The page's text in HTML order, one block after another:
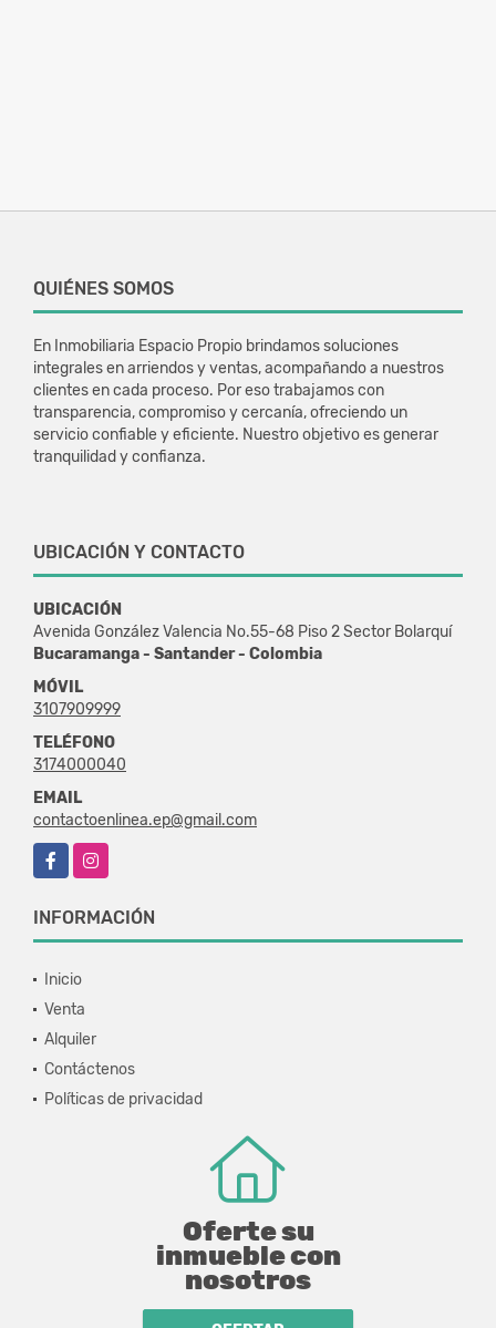
QUIÉNES SOMOS
En Inmobiliaria Espacio Propio brindamos soluciones
integrales en arriendos y ventas, acompañando a nuestros
clientes en cada proceso. Por eso trabajamos con
transparencia, compromiso y cercanía, ofreciendo un
servicio confiable y eficiente. Nuestro objetivo es generar
tranquilidad y confianza.
UBICACIÓN Y CONTACTO
UBICACIÓN
Avenida González Valencia No.55-68 Piso 2 Sector Bolarquí
Bucaramanga - Santander - Colombia
MÓVIL
3107909999
TELÉFONO
3174000040
EMAIL
contactoenlinea.ep@gmail.com
FacebookInstagram
INFORMACIÓN
Inicio
Venta
Alquiler
Contáctenos
Políticas de privacidad
Oferte su
inmueble con
nosotros